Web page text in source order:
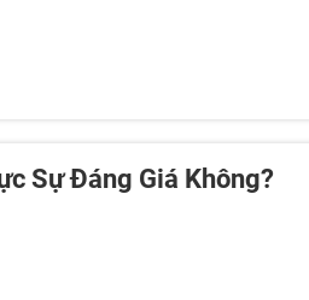
Sự Đáng Giá Không?